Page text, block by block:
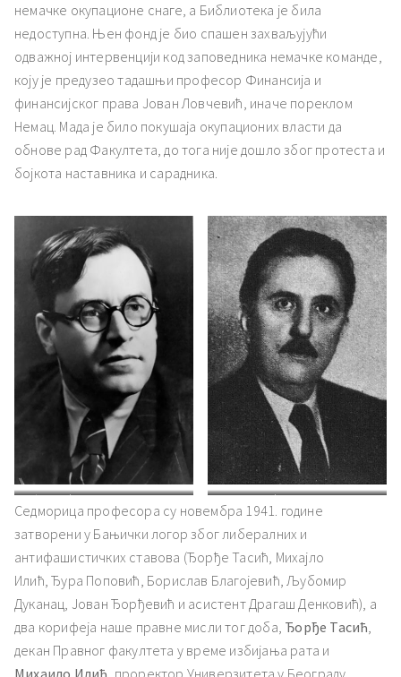
немачке окупационе снаге, а Библиотека је била
недоступна. Њен фонд је био спашен захваљујући
одважној интервенцији код заповедника немачке команде,
коју је предузео тадашњи професор Финансија и
финансијског права Јован Ловчевић, иначе пореклом
Немац. Мада је било покушаја окупационих власти да
обнове рад Факултета, до тога није дошло због протеста и
бојкота наставника и сарадника.
Ђорђе Тасић Михаило Илић
Седморица професора су новембра 1941. године
затворени у Бањички логор због либералних и
антифашистичких ставова (Ђорђе Тасић, Михајло
Илић, Ђура Поповић, Борислав Благојевић, Љубомир
Дуканац, Јован Ђорђевић и асистент Драгаш Денковић), а
два корифеја наше правне мисли тог доба, Ђорђе Тасић,
декан Правног факултета у време избијања рата и